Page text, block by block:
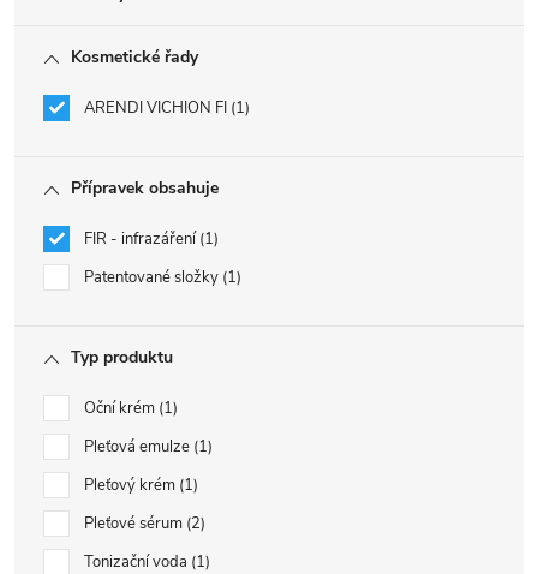
Kosmetické řady
ARENDI VICHION FI 1
Přípravek obsahuje
FIR - infrazáření 1
Patentované složky 1
Typ produktu
Oční krém 1
Pleťová emulze 1
Pleťový krém 1
Pleťové sérum 2
Tonizační voda 1